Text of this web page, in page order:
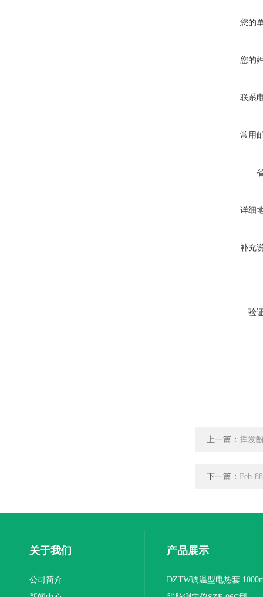
您的
您的
联系
常用
详细
补充
验
上一篇： 挥发
下一篇： Feb-
关于我们
公司简介
产品展示
DZTW调温型电热套